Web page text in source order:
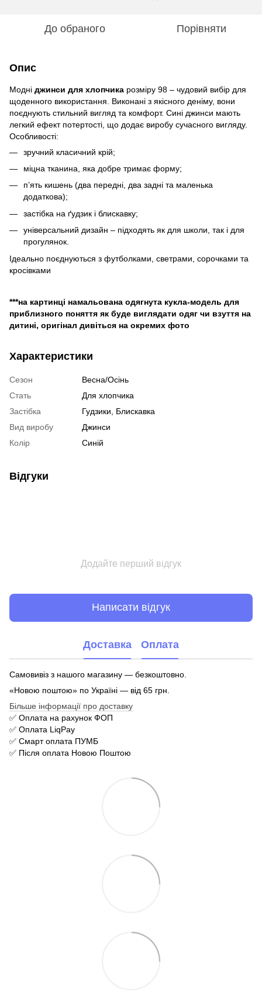
До обраного Порівняти
Опис
Модні джинси для хлопчика розміру 98 – чудовий вибір для
щоденного використання. Виконані з якісного деніму, вони
поєднують стильний вигляд та комфорт. Сині джинси мають
легкий ефект потертості, що додає виробу сучасного вигляду.
Особливості:
зручний класичний крій;
міцна тканина, яка добре тримає форму;
п’ять кишень (два передні, два задні та маленька
додаткова);
застібка на ґудзик і блискавку;
універсальний дизайн – підходять як для школи, так і для
прогулянок.
Ідеально поєднуються з футболками, светрами, сорочками та
кросівками
***на картинці намальована одягнута кукла-модель для
приблизного поняття як буде виглядати одяг чи взуття на
дитині, оригінал дивіться на окремих фото
Характеристики
Сезон
Весна/Осінь
Стать
Для хлопчика
Застібка
Гудзики, Блискавка
Вид виробу
Джинси
Колір
Синій
Відгуки
Додайте перший відгук
Написати відгук
Доставка Оплата
Самовивіз з нашого магазину — безкоштовно.
«Новою поштою» по Україні — від 65 грн.
Більше інформації про доставку
✅ Оплата на рахунок ФОП
✅ Оплата LiqPay
✅ Смарт оплата ПУМБ
✅ Після оплата Новою Поштою